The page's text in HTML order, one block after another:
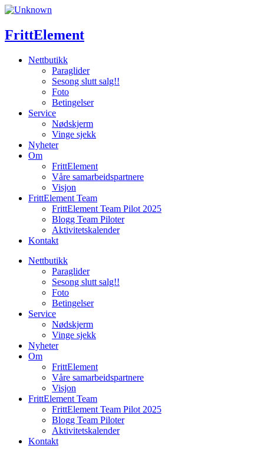
Skip
content
FrittElement
Nettbutikk
Paraglider
Sesong slutt salg!!
Foto
Betingelser
Service
Nødskjerm
Vinge sjekk
Nyheter
Om
FrittElement
Våre samarbeidspartnere
Visjon
FrittElement Team
FrittElement Team Pilot 2025
Blogg Team Piloter
Aktivitetskalender
Kontakt
Nettbutikk
Paraglider
Sesong slutt salg!!
Foto
Betingelser
Service
Nødskjerm
Vinge sjekk
Nyheter
Om
FrittElement
Våre samarbeidspartnere
Visjon
FrittElement Team
FrittElement Team Pilot 2025
Blogg Team Piloter
Aktivitetskalender
Kontakt